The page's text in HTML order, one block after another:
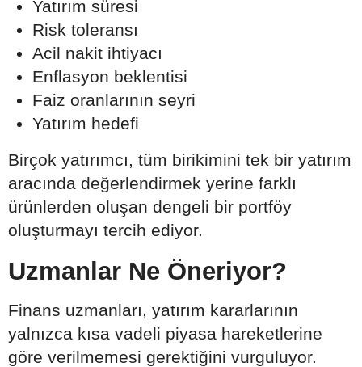
Yatırım süresi
Risk toleransı
Acil nakit ihtiyacı
Enflasyon beklentisi
Faiz oranlarının seyri
Yatırım hedefi
Birçok yatırımcı, tüm birikimini tek bir yatırım
aracında değerlendirmek yerine farklı
ürünlerden oluşan dengeli bir portföy
oluşturmayı tercih ediyor.
Uzmanlar Ne Öneriyor?
Finans uzmanları, yatırım kararlarının
yalnızca kısa vadeli piyasa hareketlerine
göre verilmemesi gerektiğini vurguluyor.